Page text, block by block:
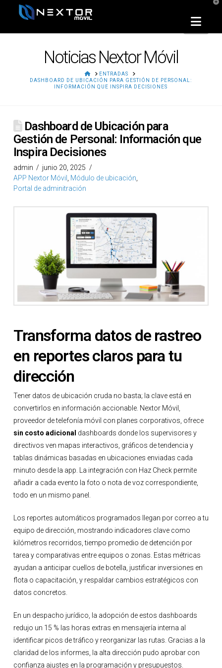
Noticias Nextor Móvil
HOMEENTRADAS
DASHBOARD DE UBICACIÓN PARA GESTIÓN DE PERSONAL:
INFORMACIÓN QUE INSPIRA DECISIONES
Dashboard de Ubicación para
Gestión de Personal: Información que
Inspira Decisiones
admin
junio 20, 2025
APP Nextor Móvil
Módulo de ubicación
Portal de adminitración
Transforma datos de rastreo
en reportes claros para tu
dirección
Tener datos de ubicación cruda no basta; la clave está en
convertirlos en información accionable. Nextor Móvil,
proveedor de telefonía móvil con planes corporativos, ofrece
sin costo adicional dashboards donde los supervisores y
directivos ven mapas interactivos, gráficos de tendencia y
tablas dinámicas basadas en ubicaciones enviadas cada
minuto desde la app. La integración con Haz Check permite
añadir a cada evento la foto o nota de voz correspondiente,
todo en un mismo panel.
Los reportes automáticos programados llegan por correo a tu
equipo de dirección, mostrando indicadores clave como
kilómetros recorridos, tiempo promedio de detención por
tarea y comparativas entre equipos o zonas. Estas métricas
ayudan a anticipar cuellos de botella, justificar inversiones en
flota o capacitación, y respaldar cambios estratégicos con
datos concretos.
En un despacho jurídico, la adopción de estos dashboards
redujo un 15 % las horas extras en mensajería interna al
identificar picos de tráfico y reorganizar las rutas. Gracias a la
claridad de los informes, la alta dirección pudo aprobar con
confianza ajustes en la programación y presupuestos.